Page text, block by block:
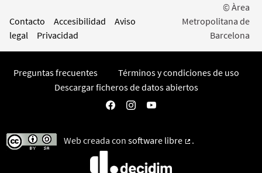
Contacto Accesibilidad
Aviso
legal
Privacidad
© Àrea
Metropolitana de
Barcelona
Preguntas frecuentes
Términos y condiciones de uso
Descargar ficheros de datos abiertos
Participa AMB en Facebook
Participa AMB en Instagram
Participa AMB en YouTube
Web creada con software libre
.